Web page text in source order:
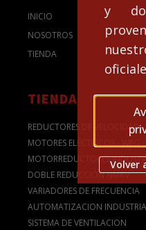
y
Volver
INICIO
NOSOTROS
TIENDA
TIENDA
REDUCTORES DE VELOCIDAD
MOTORES ELÉCTRICOS - WEG
MOTORREDUCTORES
DOBLE REDUCCIÓN NMRV
VARIADORES DE FRECUENCIA
AUTOMATIZACION
SISTEMA DE VENTILACION